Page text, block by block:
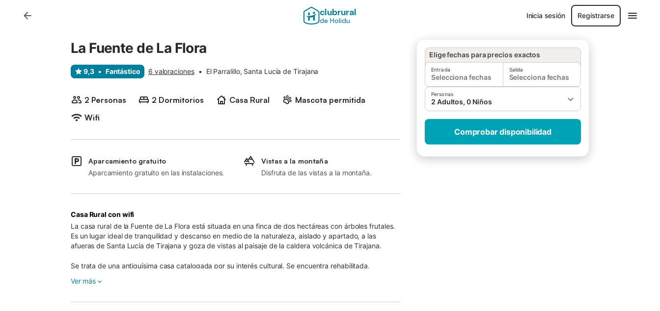
clubrural
de Holidu
Inicia sesión Registrarse
La Fuente de La Flora
9,3 • Fantástico 6 valoraciones • El Parralillo, Santa Lucía de Tirajana
2 Personas 2 Dormitorios Casa Rural
Mascota permitida
Wifi
Aparcamiento gratuito
Aparcamiento gratuito en las instalaciones.
Vistas a la montaña
Disfruta de las vistas a la montaña.
Elige fechas para precios exactos
Entrada
Selecciona fechas
Salida
Selecciona fechas
Personas
2 Adultos, 0 Niños
Comprobar disponibilidad
Casa Rural con wifi
La casa rural de la Fuente de La Flora está situada en una finca de dos hectáreas con árboles frutales.
Es un lugar ideal de tranquilidad y descanso en medio de la naturaleza, aislado y apartado, a las
afueras de Santa Lucía de Tirajana y goza de vistas al paisaje de la caldera volcánica de Tirajana.
Se trata de una antiquísima casa catalogada por su interés cultural. Se encuentra rehabilitada,
no existe ninguna barrera arquitectónica para minusválidos físicos, fue diseñada bajo el criterio de
Ver más